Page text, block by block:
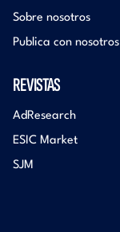
Sobre nosotros
Publica con nosotros
REVISTAS
AdResearch
ESIC Market
SJM